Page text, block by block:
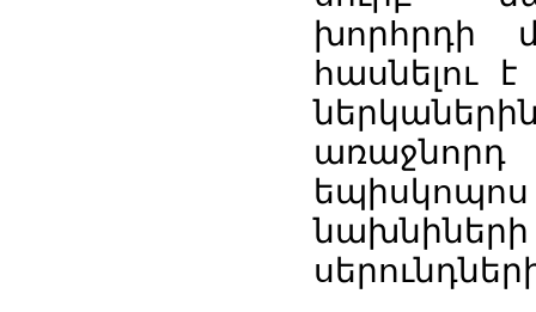
խորհրդի
հասնելու
է
առաջնորդ
եպիսկոպոս
նախնիների